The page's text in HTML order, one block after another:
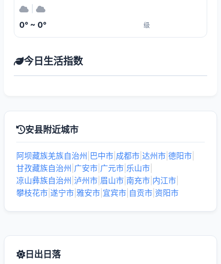
0° ~ 0° 级
今日生活指数
安县附近城市
阿坝藏族羌族自治州 巴中市 成都市 达州市 德阳市
甘孜藏族自治州 广安市 广元市 乐山市
凉山彝族自治州 泸州市 眉山市 南充市 内江市
攀枝花市 遂宁市 雅安市 宜宾市 自贡市 资阳市
日出日落